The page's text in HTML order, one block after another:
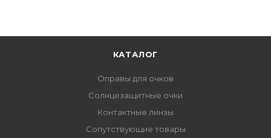
КАТАЛОГ
Оправы для очков
Солнцезащитные очки
Контактные линзы
Сопутствующие товары